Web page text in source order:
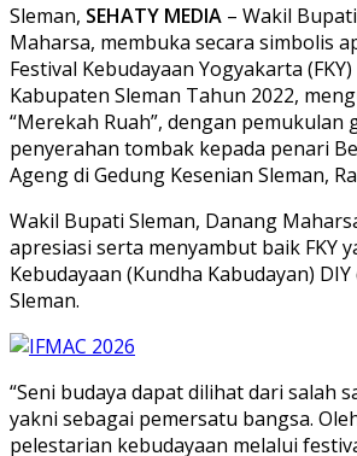
Sleman, SEHATY MEDIA – Wakil
Maharsa, membuka secara simbolis
Festival Kebudayaan Yogyakarta
Kabupaten Sleman Tahun 2022,
“Merekah Ruah”, dengan pemukulan
penyerahan tombak kepada penari
Ageng di Gedung Kesenian Sleman,
Wakil Bupati Sleman, Danang
apresiasi serta menyambut baik FKY
Kebudayaan (Kundha Kabudayan)
Sleman.
“Seni budaya dapat dilihat dari salah
yakni sebagai pemersatu bangsa.
pelestarian kebudayaan melalui